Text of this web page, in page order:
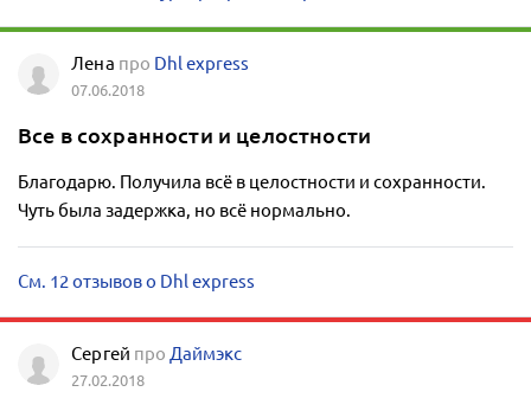
Лена про Dhl express
07.06.2018
Все в сохранности и целостности
Благодарю. Получила всё в целостности и сохранности.
Чуть была задержка, но всё нормально.
См. 12 отзывов о Dhl express
Сергей про Даймэкс
27.02.2018